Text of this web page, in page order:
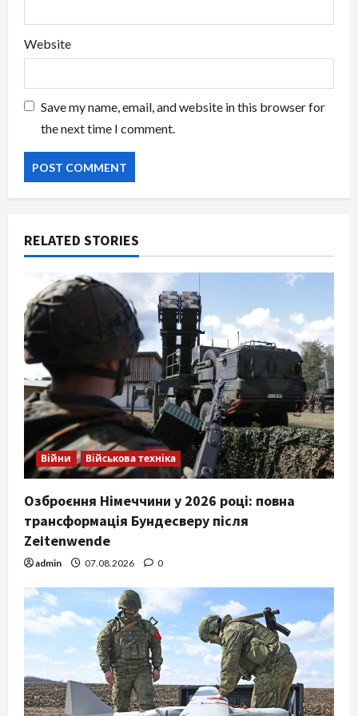
Website
Save my name, email, and website in this browser for
the next time I comment.
RELATED STORIES
Війни Військова техніка
Озброєння Німеччини у 2026 році: повна
трансформація Бундесверу після
Zeitenwende
admin 07.08.2026 0